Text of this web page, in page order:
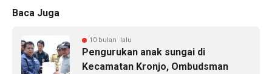
Baca Juga
10 bulan lalu
Pengurukan anak sungai di
Kecamatan Kronjo, Ombudsman